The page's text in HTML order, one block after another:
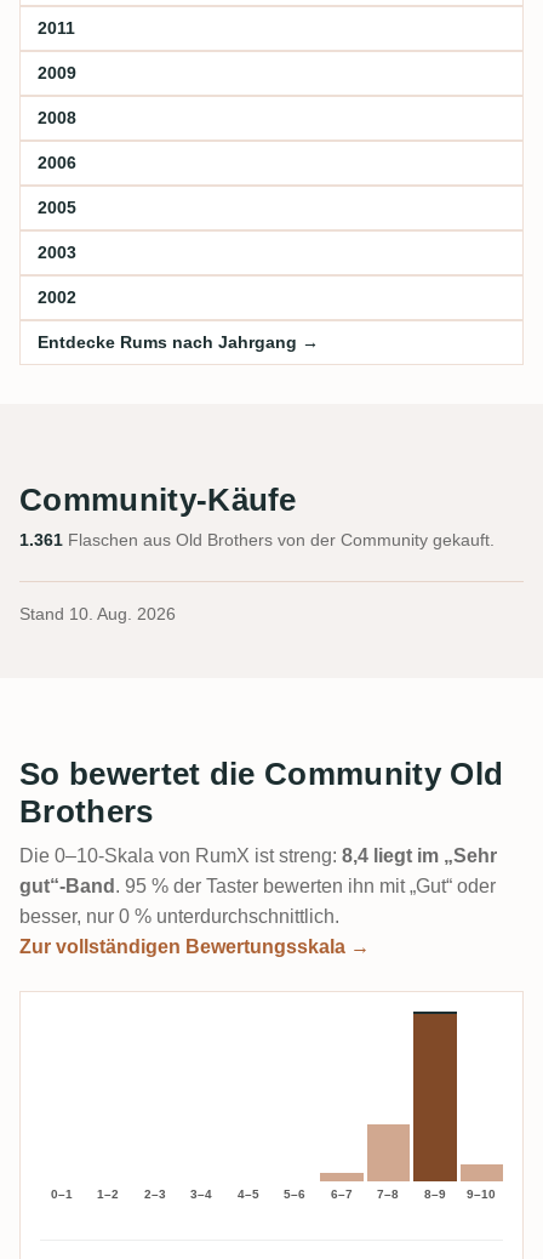
2011
2009
2008
2006
2005
2003
2002
Entdecke Rums nach Jahrgang →
Community-Käufe
1.361 Flaschen aus Old Brothers von der Community gekauft.
Stand 10. Aug. 2026
So bewertet die Community Old
Brothers
Die 0–10-Skala von RumX ist streng: 8,4 liegt im „Sehr
gut“-Band . 95 % der Taster bewerten ihn mit „Gut“ oder
besser, nur 0 % unterdurchschnittlich.
Zur vollständigen Bewertungsskala →
0–1 1–2 2–3 3–4 4–5 5–6 6–7 7–8 8–9 9–10